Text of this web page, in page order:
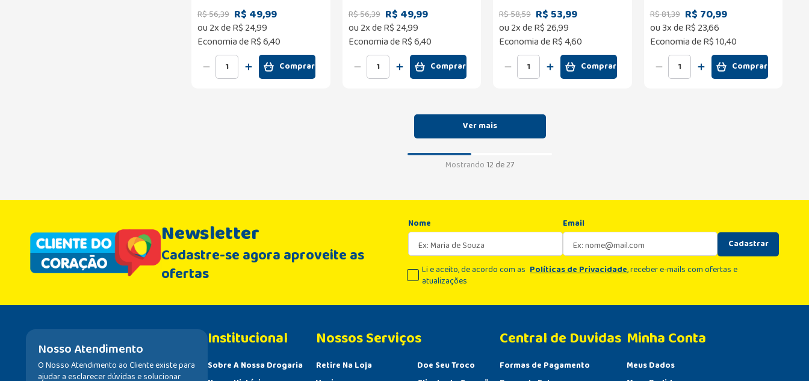
Efeito Make Up Cor 5.0 30g
R$56,39 R$ 49,99
ou 2x deR$ 24,99
Economia deR$ 6,40
Comprar
Efeito Make Up Cor 6.0 30g
R$56,39 R$ 49,99
ou 2x deR$ 24,99
Economia deR$ 6,40
Comprar
40g
R$58,59 R$ 53,99
ou 2x deR$ 26,99
Economia deR$ 4,60
Comprar
Invisible com Cor 3.0 FPS 60
Caixa 40ml
R$81,39 R$ 70,99
ou3x deR$ 23,66
Economia deR$ 10,40
Comprar
Mostrando12 de 27
Newsletter
Cadastre-se agora aproveite as
ofertas
Nome
Email
Cadastrar
Li e aceito, de acordo com as Políticas de Privacidade, receber e-mails com ofertas e
atualizações
Nosso Atendimento
O Nosso Atendimento ao Cliente existe para
ajudar a esclarecer dúvidas e solucionar
Institucional
Sobre A Nossa Drogaria
Retire Na Loja
Doe Seu Troco
Central de Duvidas
Formas de Pagamento
Minha Conta
Meus Dados